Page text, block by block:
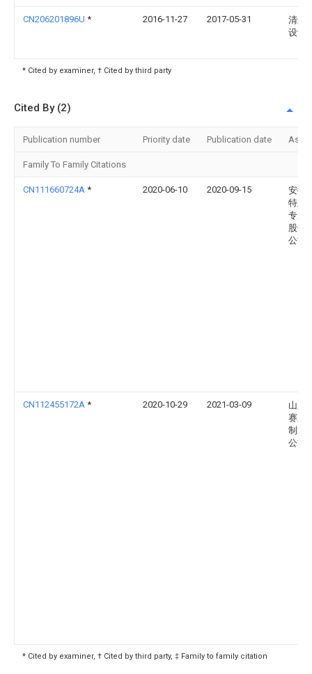
CN206201896U * 2016-11-27 2017-05-31
清远
设计
* Cited by examiner, † Cited by third party
Cited By (2)
Publication number Priority date Publication date
Family To Family Citations
CN111660724A * 2020-06-10 2020-09-15
安徽
特新
专用
股份
公司
CN112455172A * 2020-10-29 2021-03-09
山东
赛尔
制造
公司
* Cited by examiner, † Cited by third party, ‡ Family to family citation